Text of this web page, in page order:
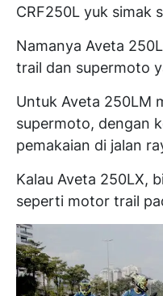
CRF250L yuk simak
Namanya Aveta
trail dan supermoto
Untuk Aveta 250LM
supermoto, dengan
pemakaian di jalan
Kalau Aveta 250LX,
seperti motor trail